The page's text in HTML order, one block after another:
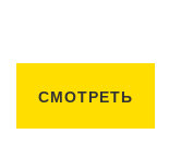
СМОТРЕТЬ